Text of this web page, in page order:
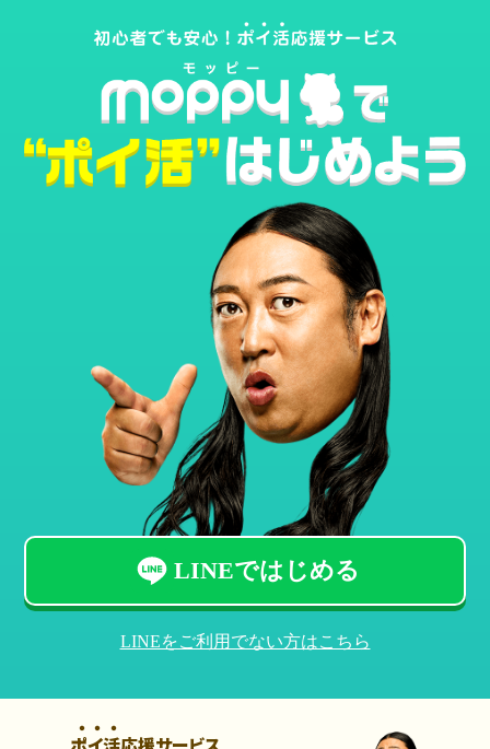
LINEではじめる
LINEをご利用でない方はこちら